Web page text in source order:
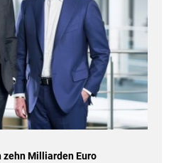
Milliarden Euro